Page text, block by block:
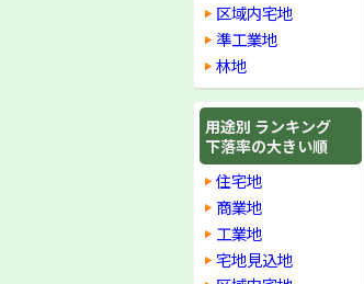
区域内宅地
準工業地
林地
用途別 ランキング
下落率の大きい順
住宅地
商業地
工業地
宅地見込地